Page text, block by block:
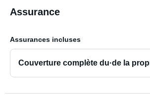
Assurance
Assurances incluses
Couverture complète du·de la